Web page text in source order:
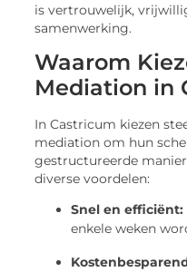
is vertrouwelijk,
samenwerking.
Waarom
Mediation in
In Castricum kiezen
mediation om hun
gestructureerde
diverse voordelen:
Snel en efficiënt:
enkele weken